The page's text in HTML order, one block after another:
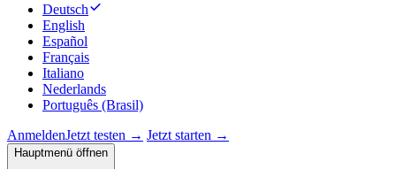
Deutsch
English
Español
Français
Italiano
Nederlands
Português (Brasil)
AnmeldenJetzt testen → Jetzt starten →
Hauptmenü öffnen